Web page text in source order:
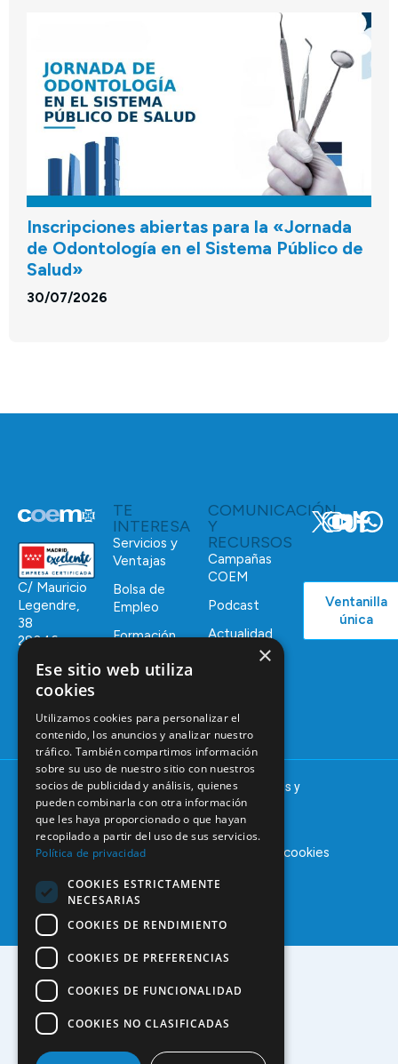
Inscripciones abiertas para la «Jornada
de Odontología en el Sistema Público de
Salud»
30/07/2026
C/ Mauricio
Legendre,
38
28046
Madrid
91 561 29 05
informacion@coem.org.es
TE
INTERESA
Servicios y
Ventajas
Bolsa de
Empleo
Formación
COMUNICACIÓN
Y
RECURSOS
Campañas
COEM
Podcast
Actualidad
Ventanilla
única
© 2025 – COEM – Colegio Oficial de Odontólogos y
Estomatólogos de la I región
Aviso legalPolítica de privacidad Política de cookies
×
Ese sitio web utiliza
cookies
Utilizamos cookies para personalizar el
contenido, los anuncios y analizar nuestro
tráfico. También compartimos información
sobre su uso de nuestro sitio con nuestros
socios de publicidad y análisis, quienes
pueden combinarla con otra información
que les haya proporcionado o que hayan
recopilado a partir del uso de sus servicios.
Política de privacidad
COOKIES ESTRICTAMENTE
NECESARIAS
COOKIES DE RENDIMIENTO
COOKIES DE PREFERENCIAS
COOKIES DE FUNCIONALIDAD
COOKIES NO CLASIFICADAS